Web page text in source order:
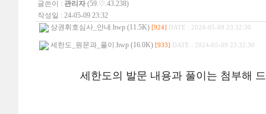
글쓴이 : 관리자 (59.♡.43.238)
작성일 : 24-05-09 23:32
상권휘호심사_안내.hwp (11.5K) [924] DATE : 2024-05-09 23:32:30
세한도_원문과_풀이.hwp (16.0K) [933] DATE : 2024-05-09 23:32:30
세한도의 발문 내용과 풀이는 첨부해 드